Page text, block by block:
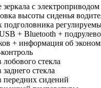
зеркала с электроприводом
высоты сиденья
подголовника
+ Bluetooth +
+ информация об
стекла
стекла
передних сидений